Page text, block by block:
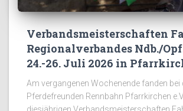
Verbandsmeisterschaften
Regionalverbandes Ndb./
24.-26. Juli 2026 in
Am vergangenen Wochenende fanden bei
Pferdefreunden Rennbahn Pfarrkirchen